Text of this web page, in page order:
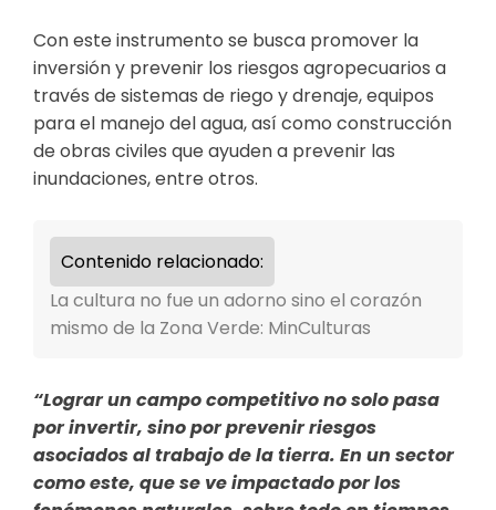
Con este instrumento se busca promover la
inversión y prevenir los riesgos agropecuarios a
través de sistemas de riego y drenaje, equipos
para el manejo del agua, así como construcción
de obras civiles que ayuden a prevenir las
inundaciones, entre otros.
Contenido relacionado:
La cultura no fue un adorno sino el corazón
mismo de la Zona Verde: MinCulturas
“Lograr un campo competitivo no solo pasa
por invertir, sino por prevenir riesgos
asociados al trabajo de la tierra. En un sector
como este, que se ve impactado por los